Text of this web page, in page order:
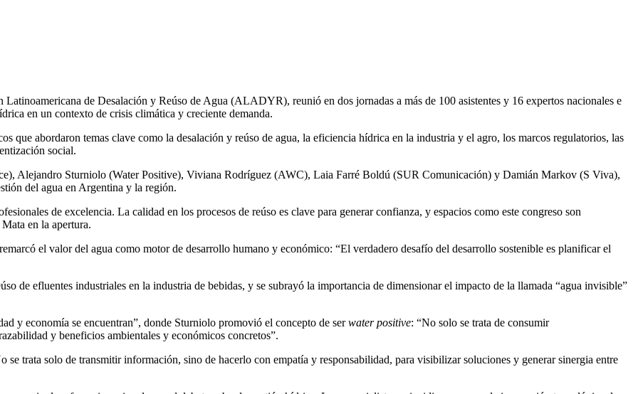
de Desalación y Reúso de Agua (ALADYR), reunió en dos jornadas a más de 100 asistentes y 16 expertos nacionales e
en un contexto de crisis climática y creciente demanda.
que abordaron temas clave como la desalación y reúso de agua, la eficiencia hídrica en la industria y el agro, los marcos regulatorios, las
social.
Alejandro Sturniolo (Water Positive), Viviana Rodríguez (AWC), Laia Farré Boldú (SUR Comunicación) y Damián Markov (S Viva),
del agua en Argentina y la región.
de excelencia. La calidad en los procesos de reúso es clave para generar confianza, y espacios como este congreso son
en la apertura.
el valor del agua como motor de desarrollo humano y económico: “El verdadero desafío del desarrollo sostenible es planificar el
de efluentes industriales en la industria de bebidas, y se subrayó la importancia de dimensionar el impacto de la llamada “agua invisible”
y economía se encuentran”, donde Sturniolo promovió el concepto de serwater positive: “No solo se trata de consumir
y beneficios ambientales y económicos concretos”.
trata solo de transmitir información, sino de hacerlo con empatía y responsabilidad, para visibilizar soluciones y generar sinergia entre